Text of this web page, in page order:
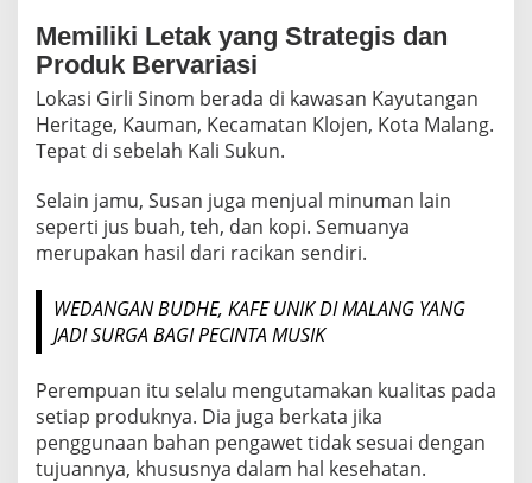
Memiliki Letak yang Strategis dan
Produk Bervariasi
Lokasi Girli Sinom berada di kawasan Kayutangan
Heritage, Kauman, Kecamatan Klojen, Kota Malang.
Tepat di sebelah Kali Sukun.
Selain jamu, Susan juga menjual minuman lain
seperti jus buah, teh, dan kopi. Semuanya
merupakan hasil dari racikan sendiri.
WEDANGAN BUDHE, KAFE UNIK DI MALANG YANG
JADI SURGA BAGI PECINTA MUSIK
Perempuan itu selalu mengutamakan kualitas pada
setiap produknya. Dia juga berkata jika
penggunaan bahan pengawet tidak sesuai dengan
tujuannya, khususnya dalam hal kesehatan.